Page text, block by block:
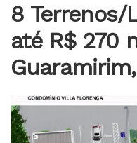
8 Terrenos/
até R$ 270